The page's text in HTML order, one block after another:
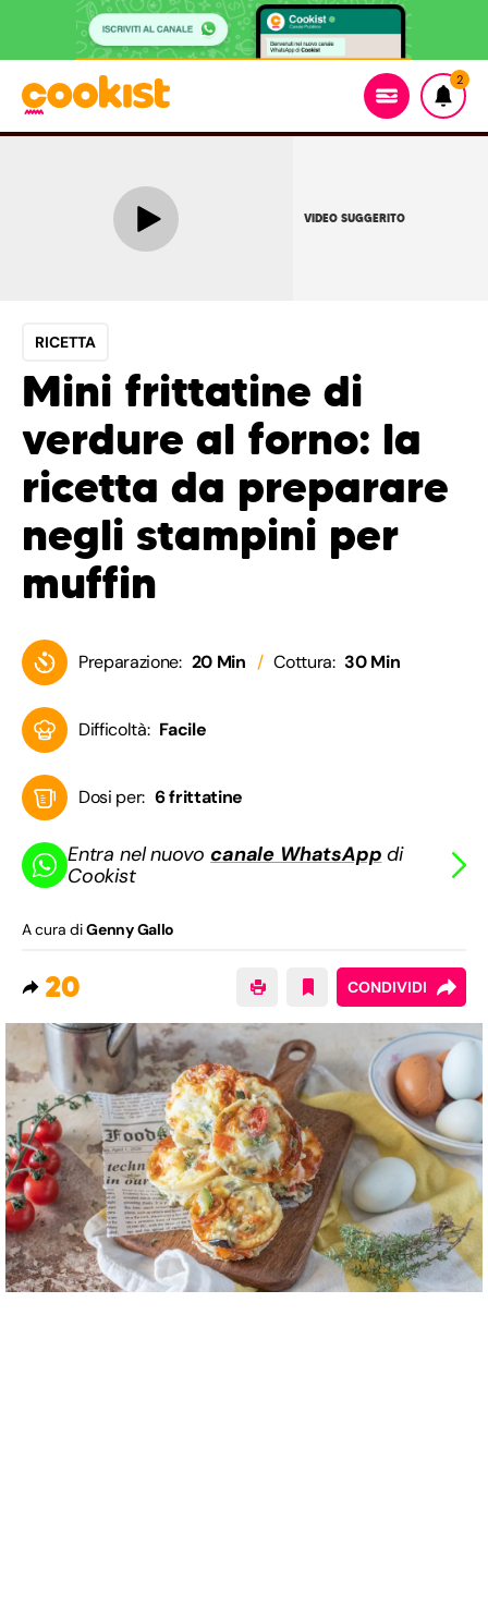
2
VIDEO SUGGERITO
RICETTA
Mini frittatine di
verdure al forno: la
ricetta da preparare
negli stampini per
muffin
Preparazione: 20 Min Cottura: 30 Min
Difficoltà: Facile
Dosi per: 6 frittatine
Entra nel nuovocanale WhatsApp di
Cookist
A cura diGenny Gallo
20 CONDIVIDI